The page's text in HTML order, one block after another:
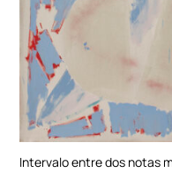
Intervalo entre dos notas